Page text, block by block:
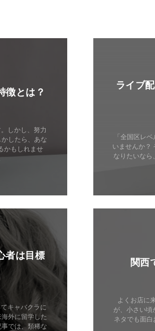
徴とは？
しかし、努力
したら、あな
かもしれませ
ライブ
「全国区レ
いませんか？
なりたいなら
者は目標
キャバクラに
外に留学した
では、類稀な
関西
よくお店に
が、小さい頃
ネタでも面